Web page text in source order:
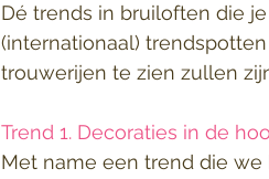
Dé trends in bruiloften die
(internationaal)
trouwerijen te zien zullen
Trend 1. Decoraties in de
Met name een trend die